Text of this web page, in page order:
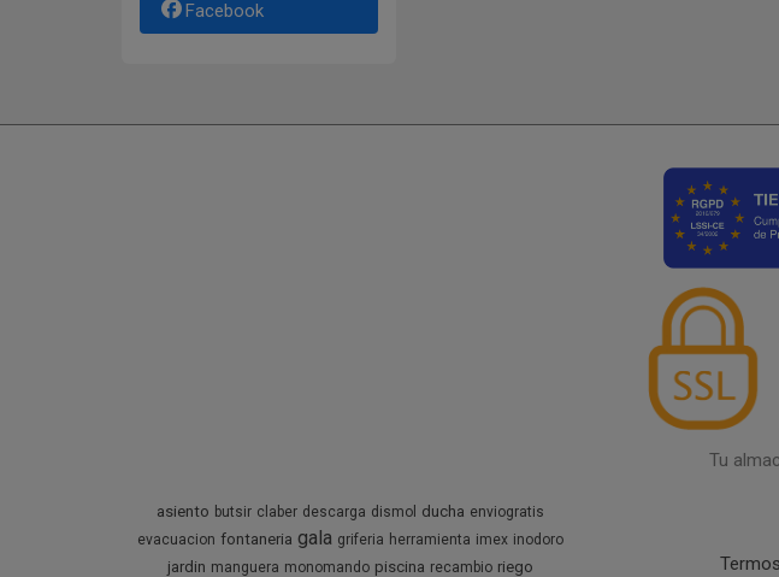
Facebook
Tu
asiento butsir claber descarga dismol ducha enviogratis
evacuacion fontaneria gala griferia herramienta imex inodoro
jardin manguera monomando piscina recambio riego